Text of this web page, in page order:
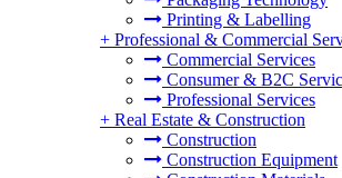
Printing & Labelling
+ Professional & Commercial
Commercial Services
Consumer & B2C
Professional Services
+ Real Estate & Construction
Construction
Construction Equipment